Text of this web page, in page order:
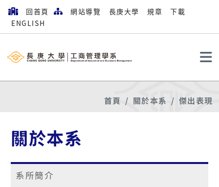
回首頁 網站導覽 長庚大學 規章
下載
ENGLISH
首頁 關於本系 傑出表現
關於本系
系所簡介